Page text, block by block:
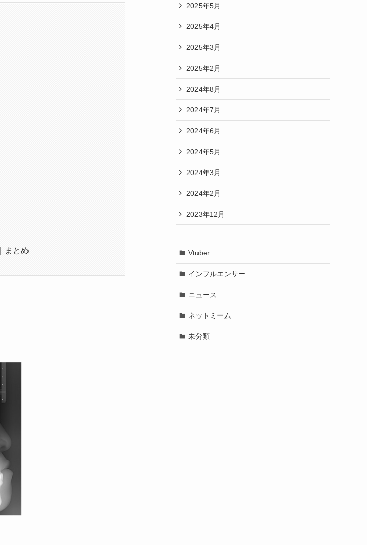
まとめ
2025年5月
2025年4月
2025年3月
2025年2月
2024年8月
2024年7月
2024年6月
2024年5月
2024年3月
2024年2月
2023年12月
Vtuber
インフルエンサー
ニュース
ネットミーム
未分類